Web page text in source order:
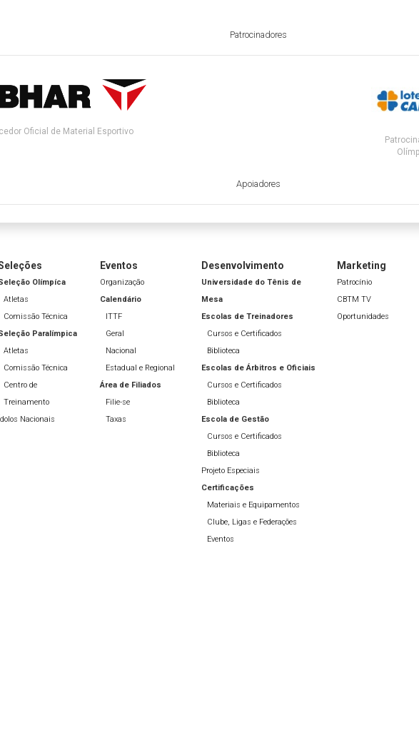
Patrocinadores
Oficial de Material Esportivo
Apoiadores
Olímpíca
Atletas
Comissão Técnica
Paralímpica
Atletas
Comissão Técnica
Centro de
Treinamento
Ídolos Nacionais
Eventos
Organização
Calendário
ITTF
Geral
Nacional
Estadual e Regional
Área de Filiados
Filie-se
Taxas
Desenvolvimento
Universidade do Tênis de
Mesa
Escolas de Treinadores
Cursos e Certificados
Biblioteca
Escolas de Árbitros e Oficiais
Cursos e Certificados
Biblioteca
Escola de Gestão
Cursos e Certificados
Biblioteca
Projeto Especiais
Certificações
Materiais e Equipamentos
Clube, Ligas e Federações
Eventos
Marketing
Patrocínio
CBTM TV
Oportunidades